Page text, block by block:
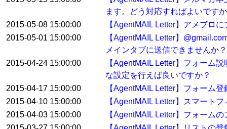
ます。どう対応すればよいです
2015-05-08 15:00:00
【AgentMAIL Letter】アメブロ
2015-05-01 15:00:00
【AgentMAIL Letter】
メインタブに送信できませんか？
2015-04-24 15:00:00
【AgentMAIL Letter】フォーム
な設定を行えば良いですか？
2015-04-17 15:00:00
【AgentMAIL Letter】フォーム
2015-04-10 15:00:00
【AgentMAIL Letter】スマート
2015-04-03 15:00:00
【AgentMAIL Letter】フォーム